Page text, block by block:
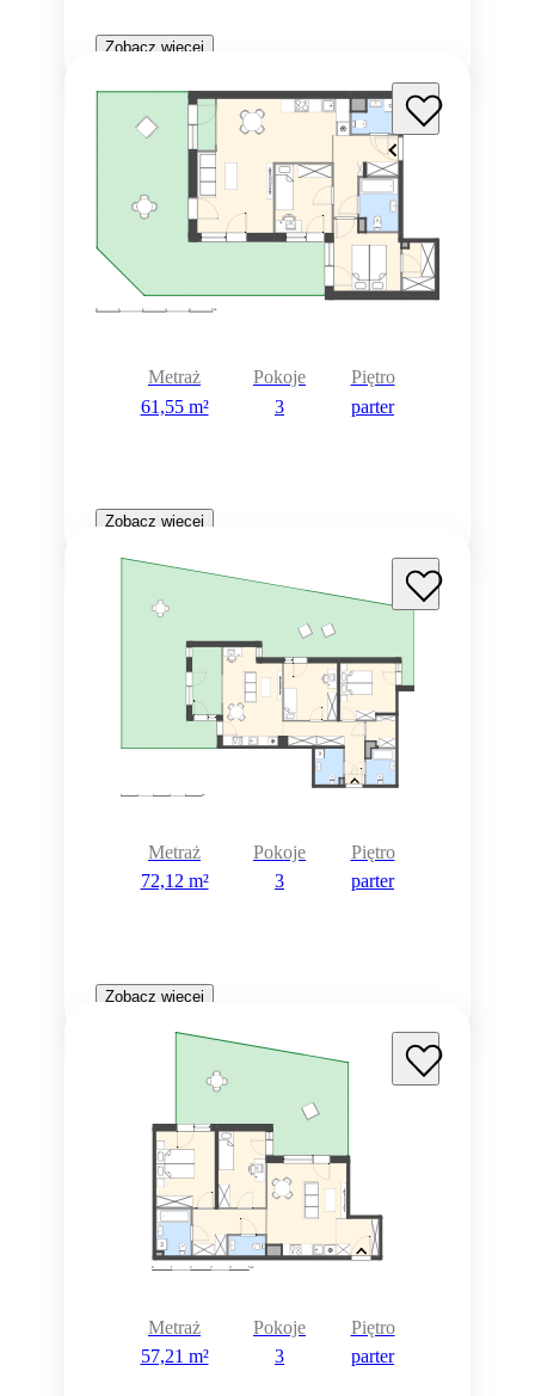
Zobacz więcej
Metraż
61,55 m²
Pokoje
3
Piętro
parter
Zobacz więcej
Metraż
72,12 m²
Pokoje
3
Piętro
parter
Zobacz więcej
Metraż
57,21 m²
Pokoje
3
Piętro
parter